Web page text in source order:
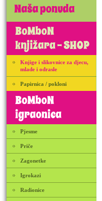
Naša ponuda
BoMboN
knjižara - SHOP
Knjige i slikovnice za djecu,
mlade i odrasle
Papirnica / pokloni
BoMboN
igraonica
Pjesme
Priče
Zagonetke
Igrokazi
Radionice